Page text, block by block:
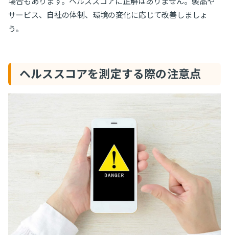
サービス、自社の体制、環境の変化に応じて改善しましょ
う。
ヘルススコアを測定する際の注意点